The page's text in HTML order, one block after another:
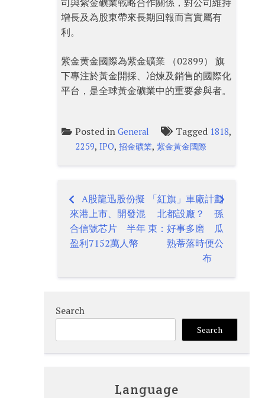
司與紫金礦業戰略合作關係，對公司維持
增長及為股東帶來長期回報而言實屬有
利。
紫金黄金國際為紫金礦業 （02899） 旗
下專注於黃金開採、冶煉及銷售的國際化
平台，是全球黃金礦業中的重要參與者。
Posted inGeneral Tagged 1818,
2259, IPO, 招金礦業, 紫金黃金國際
Post
navigation
A股龍迅股份擬
來港上市、開發混
合信號芯片 半年
盈利7152萬人幣
「紅旗」車廠計劃
北都設廠？ 孫
東：好事多磨 瓜
熟蒂落時便公
布
Search
Search
Language